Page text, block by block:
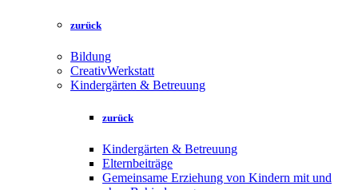
zurück
Bildung
CreativWerkstatt
Kindergärten & Betreuung
zurück
Kindergärten & Betreuung
Elternbeiträge
Gemeinsame Erziehung von Kindern mit und